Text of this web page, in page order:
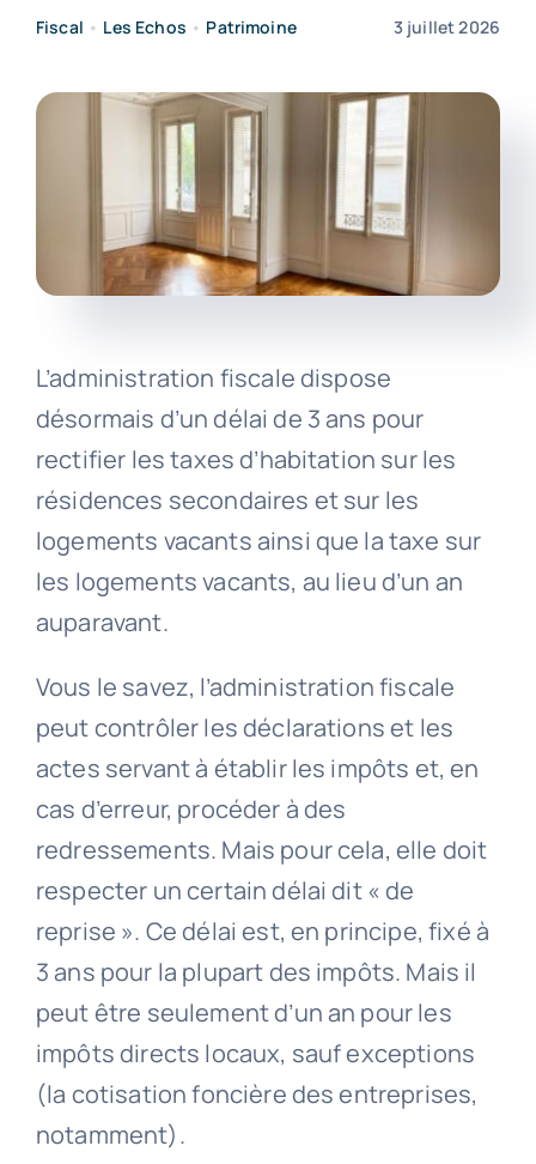
Fiscal • Les Echos • Patrimoine 3 juillet 2026
L’administration fiscale dispose
désormais d’un délai de 3 ans pour
rectifier les taxes d’habitation sur les
résidences secondaires et sur les
logements vacants ainsi que la taxe sur
les logements vacants, au lieu d’un an
auparavant.
Vous le savez, l’administration fiscale
peut contrôler les déclarations et les
actes servant à établir les impôts et, en
cas d’erreur, procéder à des
redressements. Mais pour cela, elle doit
respecter un certain délai dit « de
reprise ». Ce délai est, en principe, fixé à
3 ans pour la plupart des impôts. Mais il
peut être seulement d’un an pour les
impôts directs locaux, sauf exceptions
(la cotisation foncière des entreprises,
notamment).